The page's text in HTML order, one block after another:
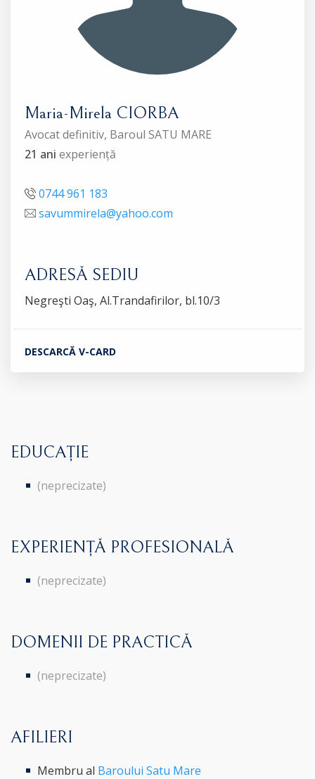
Maria-Mirela CIORBA
Avocat definitiv, Baroul SATU MARE
21 ani experiență
0744 961 183
savummirela@yahoo.com
ADRESĂ SEDIU
Negreşti Oaş, Al.Trandafirilor, bl.10/3
DESCARCĂ V-CARD
EDUCAȚIE
(neprecizate)
EXPERIENȚĂ PROFESIONALĂ
(neprecizate)
DOMENII DE PRACTICĂ
(neprecizate)
AFILIERI
Membru al Baroului Satu Mare